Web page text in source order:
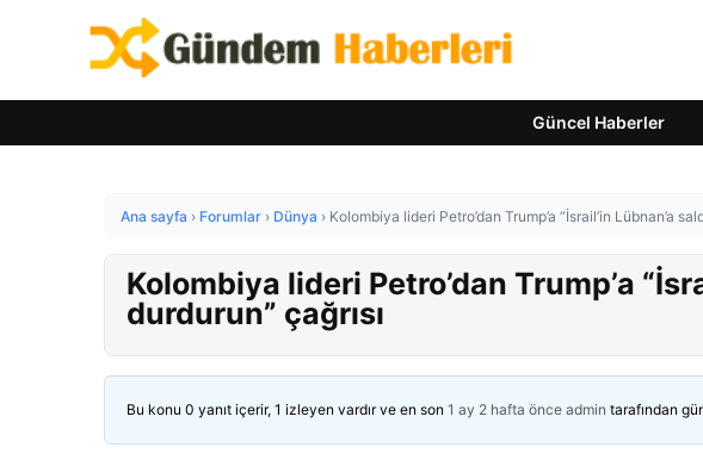
Güncel Haberler
Ana sayfa › Forumlar › Dünya › Kolombiya lideri Petro’dan Trump’a “İsrail’in Lübnan’a
Kolombiya lideri Petro’dan Trump’a
durdurun” çağrısı
Bu konu 0 yanıt içerir, 1 izleyen vardır ve en son 1 ay 2 hafta önce admin tarafından